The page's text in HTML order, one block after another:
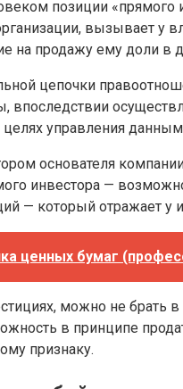
позиции
вызывает у
на продажу ему доли в
цепочки
впоследствии
целях управления
основателя
инвестора —
— который отражает у
ценных бумаг
можно не брать
в принципе
признаку.